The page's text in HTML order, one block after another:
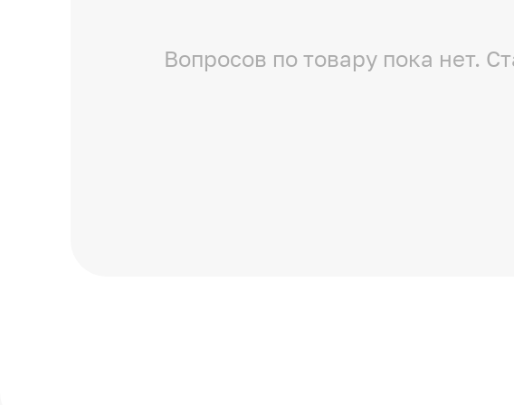
Вопросов по товару пока нет.